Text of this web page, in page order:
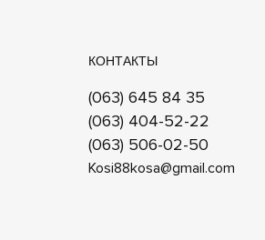
КОНТАКТЫ
(063) 645 84 35
(063) 404-52-22
(063) 506-02-50
Kosi88kosa@gmail.com